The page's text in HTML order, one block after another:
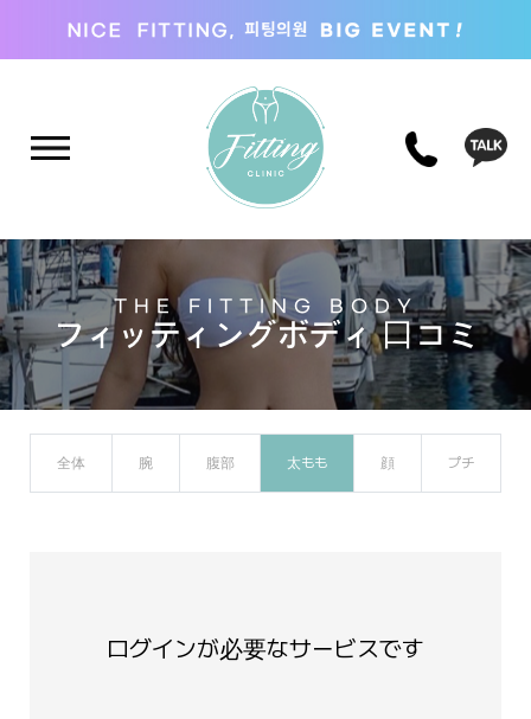
THE FITTING BODY
フィッティングボディ 口コミ
全体 腕 腹部 太もも 顔 プチ
ログインが必要なサービスです